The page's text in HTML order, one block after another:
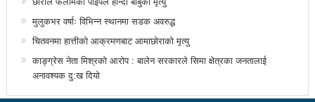
संविधानसभाबाट संविधान बनाउने मुद्दा जनयुद्धको मुख्य मुद्दा होः
प्रचण्ड
बोगटीको स्मृतिमा रक्तदान कार्यक्रम
मुलुकभर वर्षाः विभिन्न स्थानमा सडक अवरुद्ध
चितवनमा हात्तीको आक्रमणबाट आमाछोराको मृत्यु
काङ्ग्रेस नेता मिश्रको आरोप : बालेन सरकारले सिमा क्षेत्रका जनतालाई
अनावश्यक दु:ख दियो